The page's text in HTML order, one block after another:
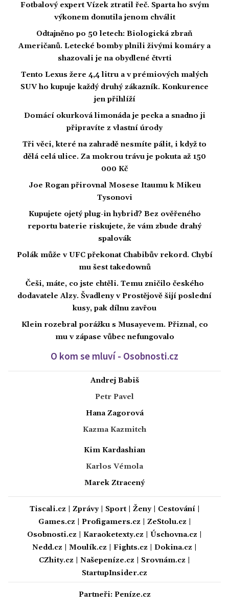
Fotbalový expert Vízek ztratil řeč. Sparta ho svým
výkonem donutila jenom chválit
Odtajněno po 50 letech: Biologická zbraň
Američanů. Letecké bomby plnili živými komáry a
shazovali je na obydlené čtvrti
Tento Lexus žere 4,4 litru a v prémiových malých
SUV ho kupuje každý druhý zákazník. Konkurence
jen přihlíží
Domácí okurková limonáda je pecka a snadno ji
připravíte z vlastní úrody
Tři věci, které na zahradě nesmíte pálit, i když to
dělá celá ulice. Za mokrou trávu je pokuta až 150
000 Kč
Joe Rogan přirovnal Mosese Itaumu k Mikeu
Tysonovi
Kupujete ojetý plug-in hybrid? Bez ověřeného
reportu baterie riskujete, že vám zbude drahý
spalovák
Polák může v UFC překonat Chabibův rekord. Chybí
mu šest takedownů
Češi, máte, co jste chtěli. Temu zničilo českého
dodavatele Alzy. Švadleny v Prostějově šijí poslední
kusy, pak dílnu zavřou
Klein rozebral porážku s Musayevem. Přiznal, co
mu v zápase vůbec nefungovalo
O kom se mluví - Osobnosti.cz
Andrej Babiš
Petr Pavel
Hana Zagorová
Kazma Kazmitch
Kim Kardashian
Karlos Vémola
Marek Ztracený
Tiscali.cz Zprávy| Sport| Ženy| Cestování|
Games.cz
Profigamers.cz ZeStolu.cz
Osobnosti.cz
Karaoketexty.cz Úschovna.cz
Nedd.cz
Moulík.cz Fights.cz Dokina.cz
CZhity.cz
Našepeníze.cz Srovnám.cz
StartupInsider.cz
Partneři: Peníze.cz